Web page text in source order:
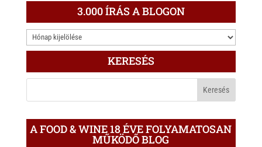
s
A
p
r
e
b
k
3.000 ÍRÁS A BLOGON
3.000
ÍRÁS
BLOGON
KERESÉS
A FOOD & WINE 18 ÉVE FOLYAMATOSAN
MŰKÖDŐ BLOG